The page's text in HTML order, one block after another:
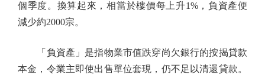
個季度。換算起來，相當於樓價每上升1%，負資產便
減少約2000宗。
「負資產」是指物業市值跌穿尚欠銀行的按揭貸款
本金，令業主即使出售單位套現，仍不足以清還貸款。